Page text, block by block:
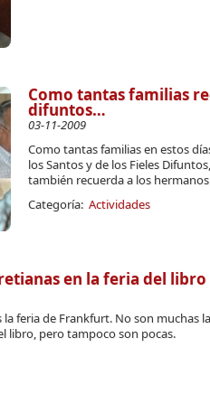
Como tantas familias
difuntos…
03-11-2009
Como tantas familias en estos
los Santos y de los Fieles
también recuerda a los
Categoría: Actividades
en la feria del
feria de Frankfurt. No son muchas
libro, pero tampoco son pocas.